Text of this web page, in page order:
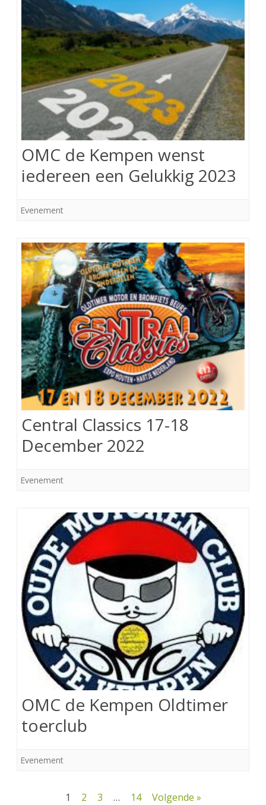
OMC de Kempen wenst
iedereen een Gelukkig 2023
Evenement
Central Classics 17-18
December 2022
Evenement
OMC de Kempen Oldtimer
toerclub
Evenement
Berichtnavigatie
1 2 3 … 14 Volgende »